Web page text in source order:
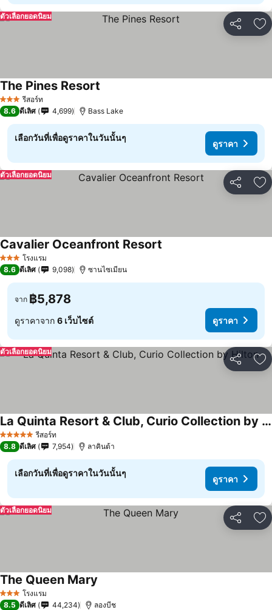
แชร์ เ
ตัวเลือกยอดนิยม
3 ดาว รีสอร์ท
The Pines Resort
8.6 ดีเลิศ 4,699 Bass Lake
เลือกวันที่เพื่อดูราคาในวันนั้นๆ
ดูราคา
แชร์ เ
ตัวเลือกยอดนิยม
3 ดาว โรงแรม
Cavalier Oceanfront Resort
8.6 ดีเลิศ 9,098 ซานไซเมียน
จาก ฿5,878
ดูราคาจาก 6 เว็บไซต์ ดูราคา
แชร์ เ
ตัวเลือกยอดนิยม
5 ดาว รีสอร์ท
La Quinta Resort & Club, Curio Collection by Hilton
8.8 ดีเลิศ 7,954 ลาคินต้า
เลือกวันที่เพื่อดูราคาในวันนั้นๆ
ดูราคา
แชร์ เ
ตัวเลือกยอดนิยม
3 ดาว โรงแรม
The Queen Mary
8.5 ดีเลิศ 44,234 ลองบีช